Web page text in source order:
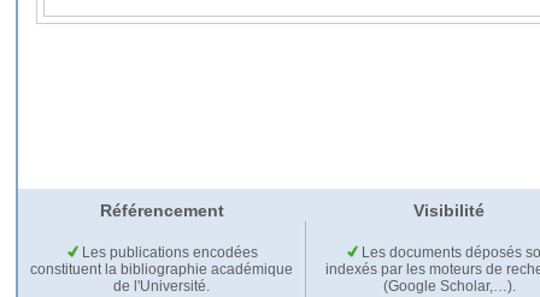
Référencement Visibilité
Les publications encodées
constituent la bibliographie académique
de l'Université.
Les documents déposés
indexés par les moteurs de
(Google Scholar,…).